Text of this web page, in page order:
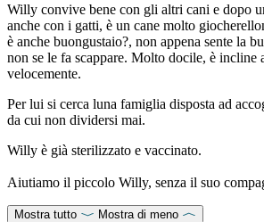
Willy convive bene con gli altri cani e dopo
anche con i gatti, è un cane molto
è anche buongustaio?, non appena sente la
non se le fa scappare. Molto docile, è incline
velocemente.
Per lui si cerca luna famiglia disposta ad
da cui non dividersi mai.
Willy è già sterilizzato e vaccinato.
Aiutiamo il piccolo Willy, senza il suo
Mostra tutto
Mostra di meno